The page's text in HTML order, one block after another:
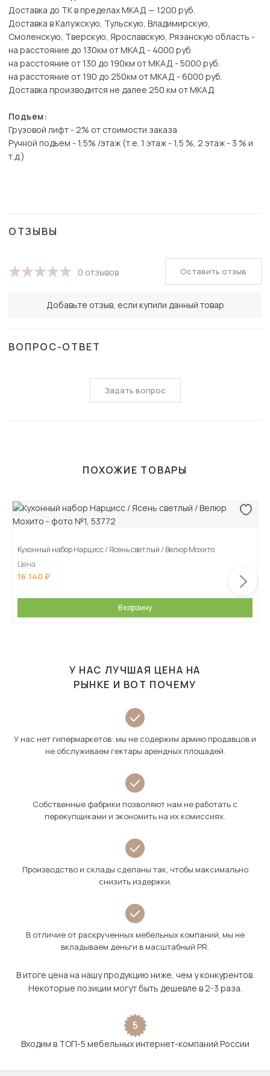
Доставка до ТК в пределах МКАД — 1200 руб.
Доставка в Калужскую, Тульскую, Владимирскую,
Смоленскую, Тверскую, Ярославскую, Рязанскую область -
на расстояние до 130км от МКАД - 4000 руб.
на расстояние от 130 до 190км от МКАД - 5000 руб.
на расстояние от 190 до 250км от МКАД - 6000 руб.
Доставка производится не далее 250 км от МКАД
Подъем:
Грузовой лифт - 2% от стоимости заказа
Ручной подъем - 1,5% /этаж (т.е. 1 этаж - 1,5 %, 2 этаж - 3 % и
т.д.)
ОТЗЫВЫ
0 отзывов
Добавьте отзыв, если купили данный товар
Оставить отзыв
ВОПРОС-ОТВЕТ
Задать вопрос
ПОХОЖИЕ ТОВАРЫ
Кухонный набор Нарцисс / Ясень светлый / Велюр Мохито
Цена
16 140
В корзину
У НАС ЛУЧШАЯ ЦЕНА НА
РЫНКЕ И ВОТ ПОЧЕМУ
У нас нет гипермаркетов: мы не содержим армию продавцов и
не обслуживаем гектары арендных площадей.
Собственные фабрики позволяют нам не работать с
перекупщиками и экономить на их комиссиях.
Производство и склады сделаны так, чтобы максимально
снизить издержки.
В отличие от раскрученных мебельных компаний, мы не
вкладываем деньги в масштабный PR.
В итоге цена на нашу продукцию ниже, чем у конкурентов.
Некоторые позиции могут быть дешевле в 2-3 раза.
5
Входим в ТОП-5 мебельных интернет-компаний России